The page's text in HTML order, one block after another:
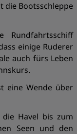
die Bootsschleppe
Rundfahrtsschiff
einige Ruderer
auch fürs Leben
eine Wende über
Havel bis zum
Seen und den